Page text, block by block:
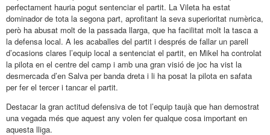
perfectament hauria pogut sentenciar el partit. La Vileta ha estat
dominador de tota la segona part, aprofitant la seva superioritat numèrica,
però ha abusat molt de la passada llarga, que ha facilitat molt la tasca a
la defensa local. A les acaballes del partit i després de fallar un parell
d’ocasions clares l’equip local a sentenciat el partit, en Mikel ha controlat
la pilota en el centre del camp i amb una gran visió de joc ha vist la
desmercada d’en Salva per banda dreta i li ha posat la pilota en safata
per fer el tercer i tancar el partit.
Destacar la gran actitud defensiva de tot l’equip taujà que han demostrat
una vegada més que aquest any volen fer qualque cosa important en
aquesta lliga.